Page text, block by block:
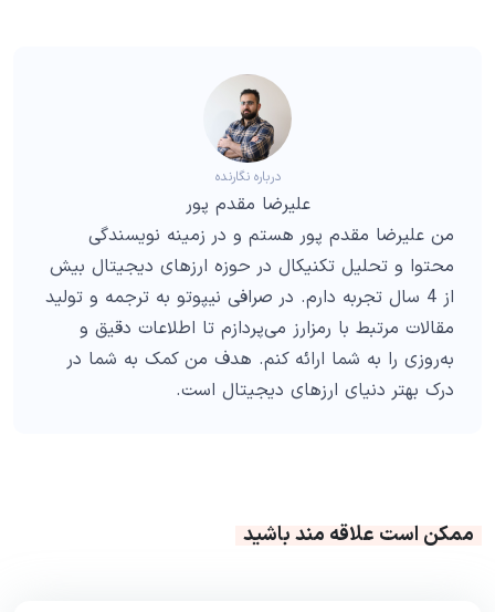
درباره نگارنده
علیرضا مقدم پور
من علیرضا مقدم پور هستم و در زمینه نویسندگی
محتوا و تحلیل تکنیکال در حوزه ارزهای دیجیتال بیش
از 4 سال تجربه دارم. در صرافی نیپوتو به ترجمه و تولید
مقالات مرتبط با رمزارز می‌پردازم تا اطلاعات دقیق و
به‌روزی را به شما ارائه کنم. هدف من کمک به شما در
درک بهتر دنیای ارزهای دیجیتال است.
ممکن است علاقه مند باشید